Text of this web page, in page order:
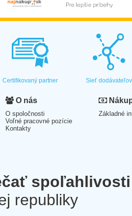
Certifikovaný partner Sieť dodávateľov
O nás
O spoločnosti
Voľné pracovné pozície
Kontakty
Základné
spoľahlivosti
republiky